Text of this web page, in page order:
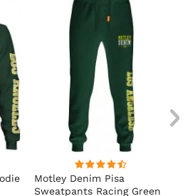
Motley Denim Pisa
Sweatpants Racing Green